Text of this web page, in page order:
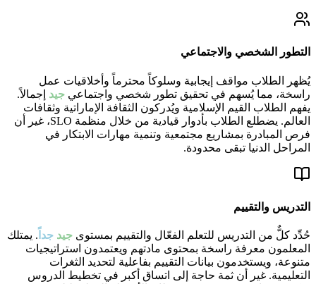
التطور الشخصي والاجتماعي
يُظهر الطلاب مواقف إيجابية وسلوكاً محترماً وأخلاقيات عمل
راسخة، مما يُسهم في تحقيق تطور شخصي واجتماعي جيد إجمالاً.
يفهم الطلاب القيم الإسلامية ويُدركون الثقافة الإماراتية وثقافات
العالم. يضطلع الطلاب بأدوار قيادية من خلال منظمة SLO، غير أن
فرص المبادرة بمشاريع مجتمعية وتنمية مهارات الابتكار في
المراحل الدنيا تبقى محدودة.
التدريس والتقييم
حُدِّد كلٌّ من التدريس للتعلم الفعّال والتقييم بمستوى جيد جدا . يمتلك
المعلمون معرفة راسخة بمحتوى مادتهم ويعتمدون استراتيجيات
متنوعة، ويستخدمون بيانات التقييم بفاعلية لتحديد الثغرات
التعليمية. غير أن ثمة حاجة إلى اتساق أكبر في تخطيط الدروس